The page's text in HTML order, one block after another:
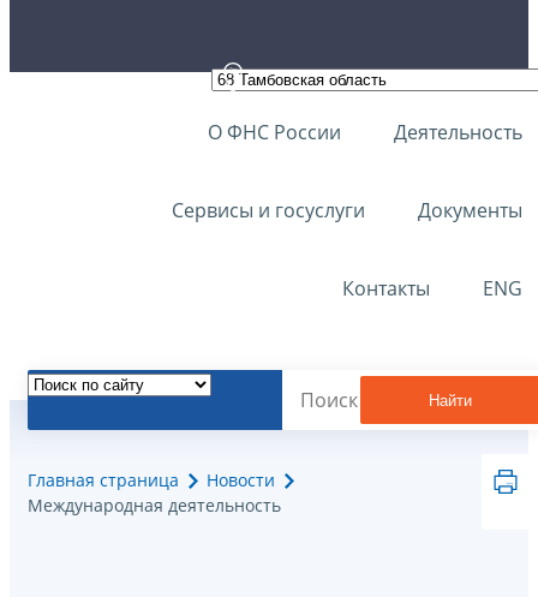
О ФНС России Деятельность
Сервисы и госуслуги Документы
Контакты ENG
Найти
Главная страница
Новости
Международная деятельность